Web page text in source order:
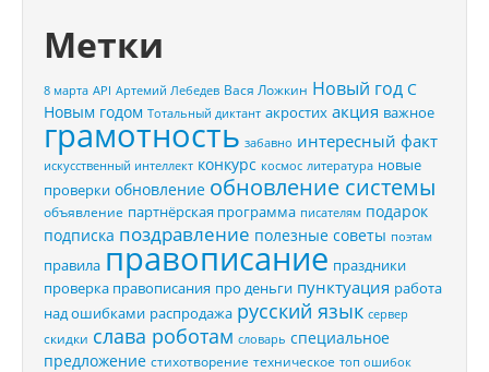
Метки
8 марта API Артемий Лебедев Вася Ложкин Новый год С
Новым годом Тотальный диктант акростих акция важное
грамотность забавно интересный факт
искусственный интеллект конкурс космос литература новые
проверки обновление обновление системы
объявление партнёрская программа писателям подарок
подписка поздравление полезные советы поэтам
правила правописание праздники
проверка правописания про деньги пунктуация работа
над ошибками распродажа русский язык сервер
скидки слава роботам словарь специальное
предложение стихотворение техническое топ ошибок